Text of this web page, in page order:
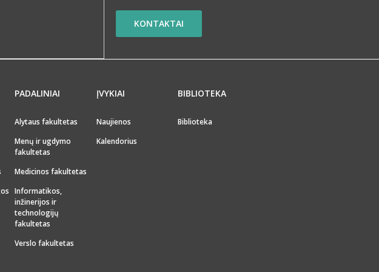
KONTAKTAI
PADALINIAI
Alytaus fakultetas
Menų ir ugdymo
fakultetas
Medicinos fakultetas
Informatikos,
inžinerijos ir
technologijų
fakultetas
Verslo fakultetas
ĮVYKIAI
Naujienos
Kalendorius
BIBLIOTEKA
Biblioteka